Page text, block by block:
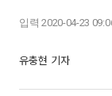
입력 2020-04-23
유충현 기자